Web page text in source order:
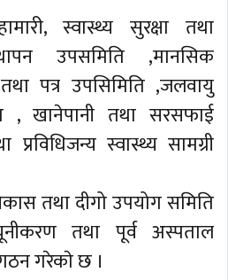
स्वास्थ्य सुरक्षा तथा
उपसमिति ,मानसिक
पत्र उपसिमिति ,जलवायु
खानेपानी तथा सरसफाई
स्वास्थ्य सामग्री
तथा दीगो उपयोग समिति
तथा पूर्व अस्पताल
गरेकाे छ ।